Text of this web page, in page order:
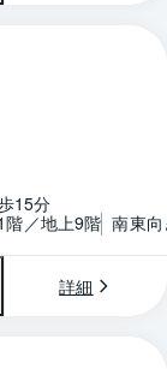
15分
階／地上9階 南東
詳細
間取り